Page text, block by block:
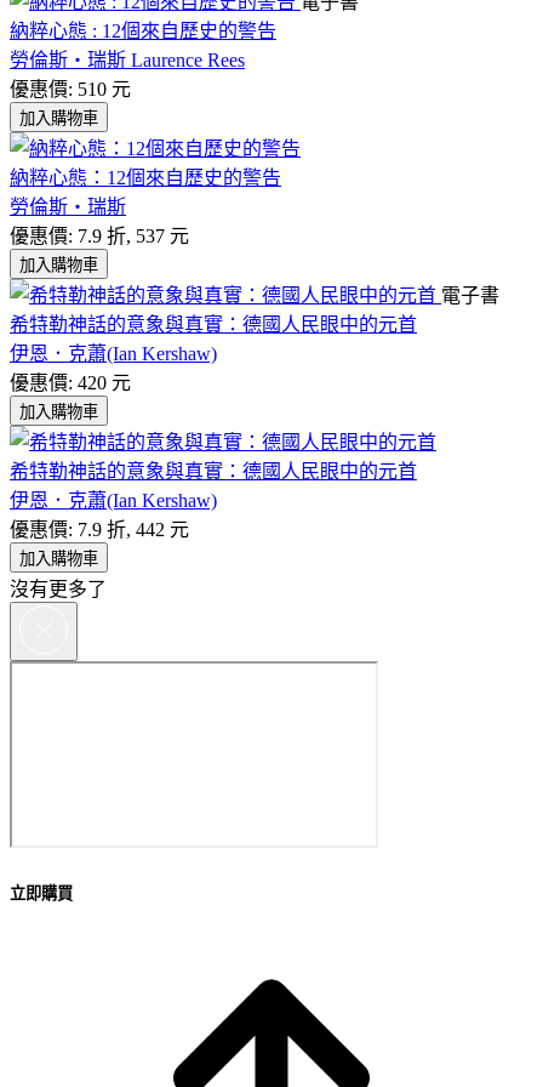
納粹心態 : 12個來自歷史的警告
勞倫斯‧瑞斯 Laurence Rees
優惠價: 510 元
加入購物車
納粹心態：12個來自歷史的警告
勞倫斯‧瑞斯
優惠價: 7.9 折, 537 元
加入購物車
電子書
希特勒神話的意象與真實：德國人民眼中的元首
伊恩．克蕭(Ian Kershaw)
優惠價: 420 元
加入購物車
希特勒神話的意象與真實：德國人民眼中的元首
伊恩．克蕭(Ian Kershaw)
優惠價: 7.9 折, 442 元
加入購物車
沒有更多了
立即購買